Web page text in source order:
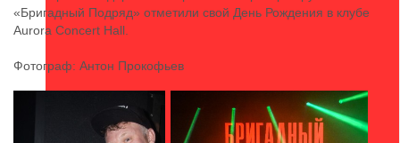
«Бригадный Подряд» отметили свой День Рождения в клубе
Aurora Concert Hall.
Фотограф: Антон Прокофьев